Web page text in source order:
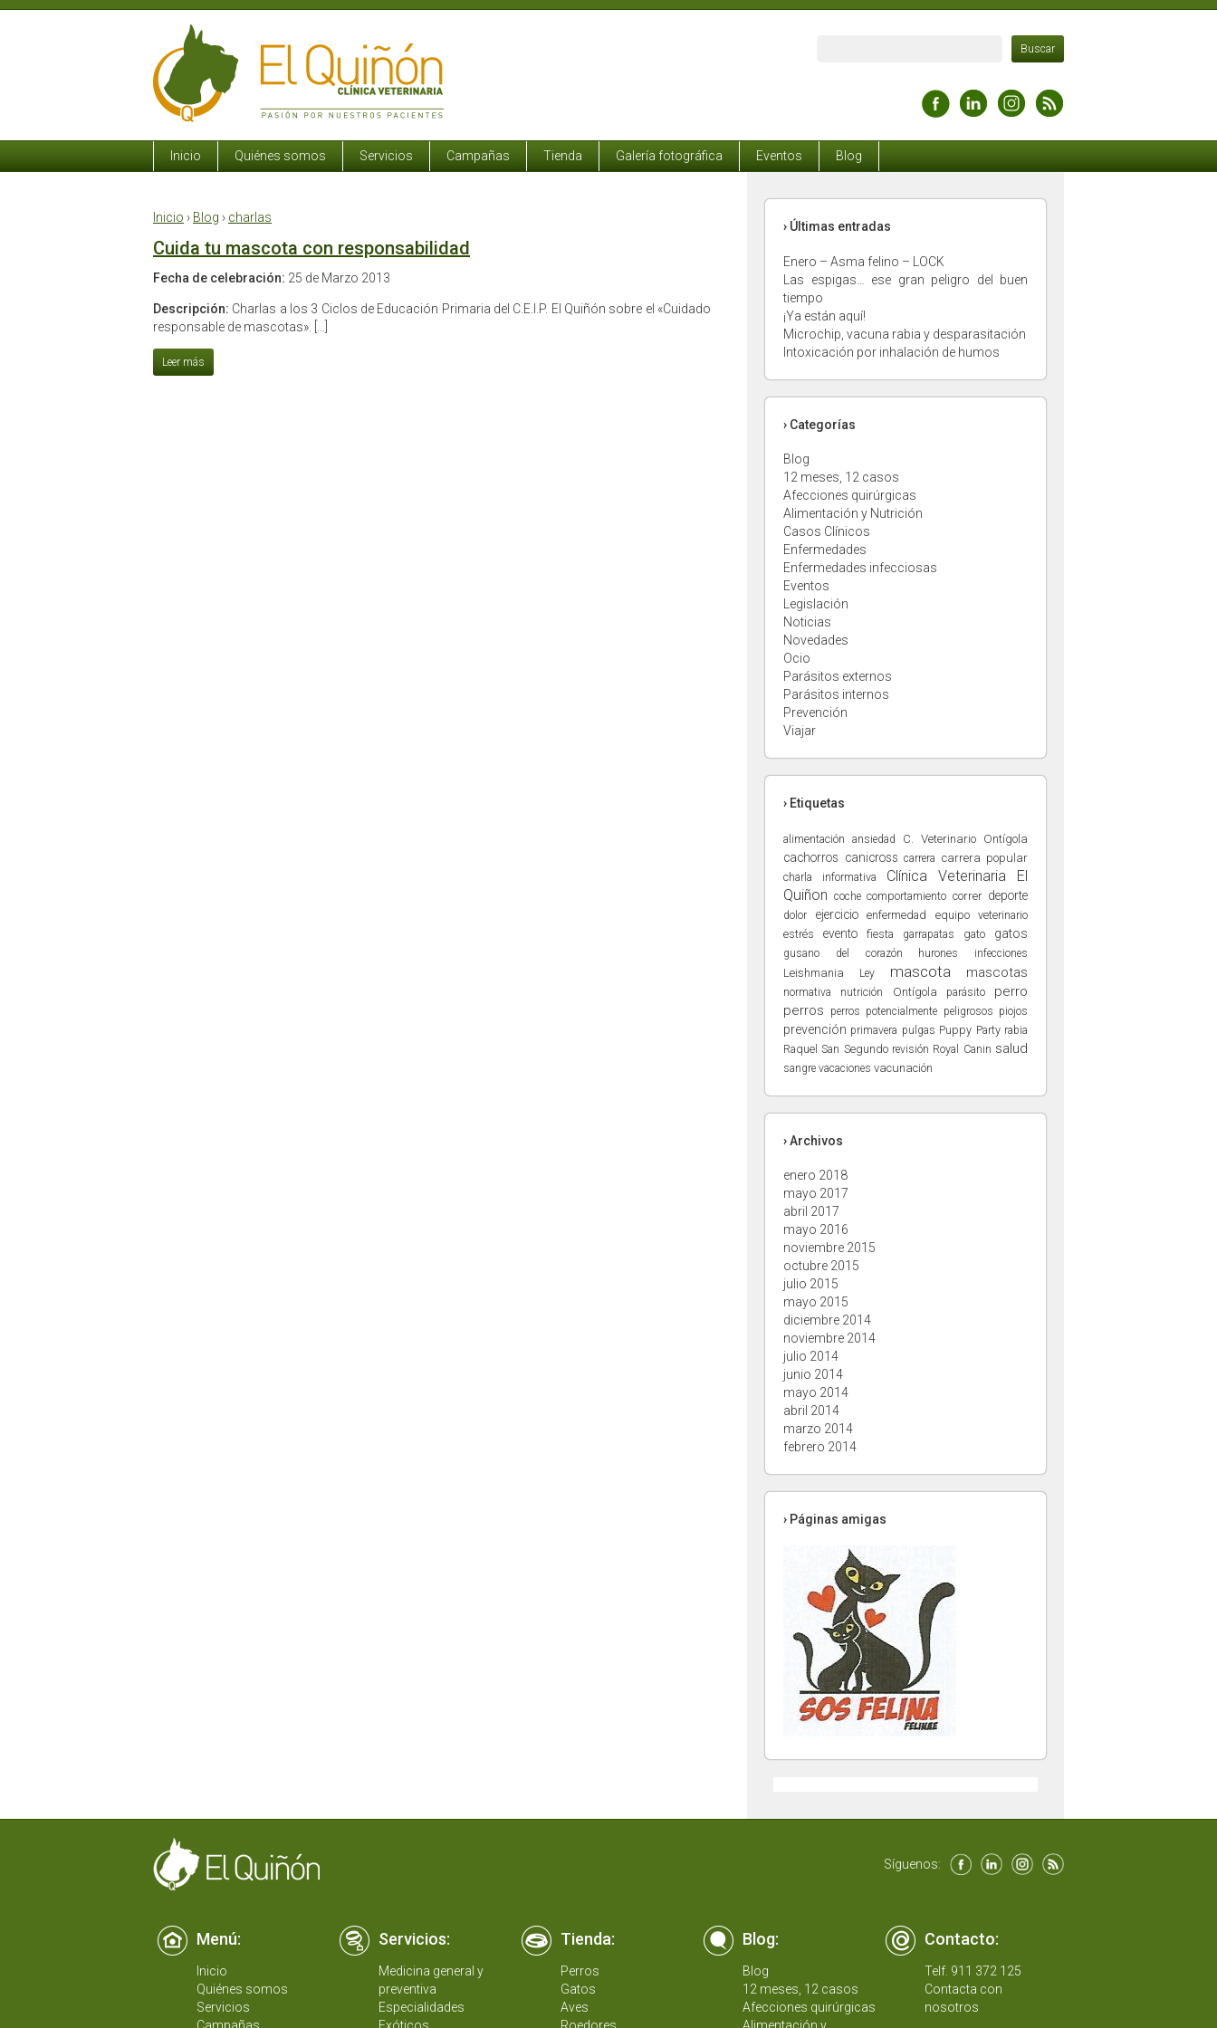
Inicio Quiénes somos Servicios Campañas Tienda Galería fotográfica Eventos Blog
Inicio › Blog › charlas
Cuida tu mascota con responsabilidad
Fecha de celebración: 25 de Marzo 2013
Descripción: Charlas a los 3 Ciclos de Educación Primaria del C.E.I.P. El Quiñón sobre el «Cuidado
responsable de mascotas». […]
› Últimas entradas
Enero – Asma felino – LOCK
Las espigas… ese gran peligro del buen
tiempo
¡Ya están aquí!
Microchip, vacuna rabia y desparasitación
Intoxicación por inhalación de humos
› Categorías
Blog
12 meses, 12 casos
Afecciones quirúrgicas
Alimentación y Nutrición
Casos Clínicos
Enfermedades
Enfermedades infecciosas
Eventos
Legislación
Noticias
Novedades
Ocio
Parásitos externos
Parásitos internos
Prevención
Viajar
› Etiquetas
alimentación ansiedad C. Veterinario Ontígola
cachorros canicross carrera carrera popular
charla informativa
Clínica Veterinaria El
Quiñon coche comportamiento correr deporte
dolor ejercicio enfermedad
equipo veterinario
estrés
evento fiesta garrapatas gato gatos
gusano del corazón hurones infecciones
Leishmania Ley mascota mascotas
normativa nutrición Ontígola parásito
perro
perros
perros potencialmente peligrosos piojos
prevención primavera pulgas Puppy Party rabia
Raquel San Segundo revisión Royal Canin salud
sangre vacaciones vacunación
› Archivos
enero 2018
mayo 2017
abril 2017
mayo 2016
noviembre 2015
octubre 2015
julio 2015
mayo 2015
diciembre 2014
noviembre 2014
julio 2014
junio 2014
mayo 2014
abril 2014
marzo 2014
febrero 2014
› Páginas amigas
Síguenos:
Menú: Servicios: Tienda: Blog: Contacto:
Inicio
Quiénes somos
Servicios
Medicina general y
preventiva
Especialidades
Perros
Gatos
Aves
Blog
12 meses, 12 casos
Afecciones quirúrgicas
Telf. 911 372 125
Contacta con
nosotros